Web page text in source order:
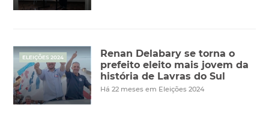
ELEIÇÕES 2024
Renan Delabary se torna o
prefeito eleito mais jovem da
história de Lavras do Sul
Há 22 meses em Eleições 2024